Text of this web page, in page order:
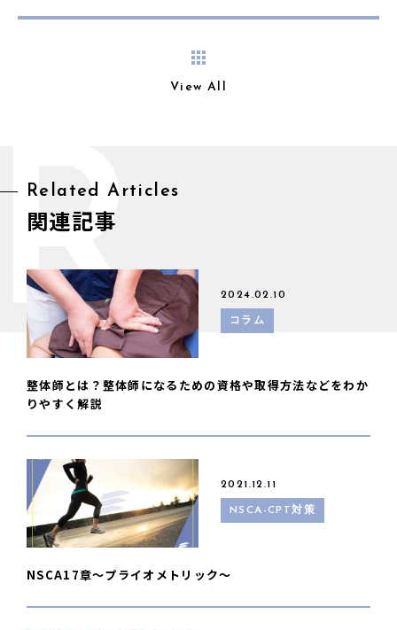
View All
Related Articles
関連記事
2024.02.10
コラム
整体師とは？整体師になるための資格や取得方法などをわか
りやすく解説
2021.12.11
NSCA-CPT対策
NSCA17章〜プライオメトリック〜